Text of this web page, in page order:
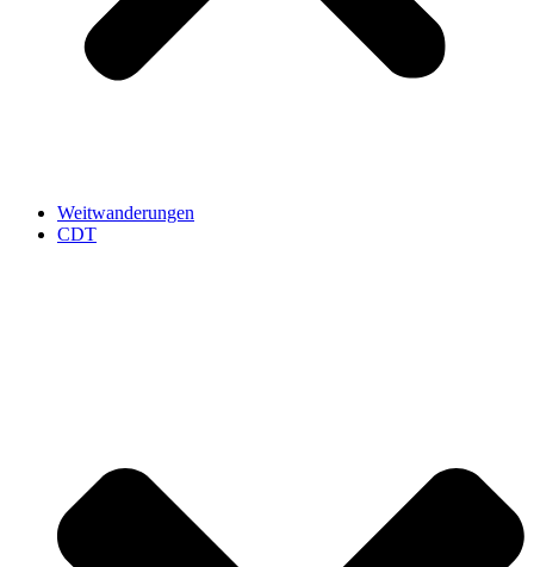
Weitwanderungen
CDT